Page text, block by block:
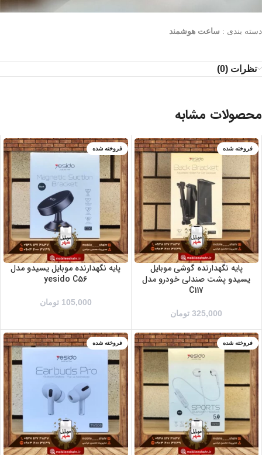
دسته بندی : ساعت هوشمند
نظرات (0)
محصولات مشابه
فروخته شده
پایه نگهدارنده گوشی موبایل
یسیدو پشت صندلی خودرو مدل
C117
325,000 تومان
فروخته شده
پایه نگهدارنده موبایل یسیدو مدل
yesido C56
105,000 تومان
فروخته شده فروخته شده